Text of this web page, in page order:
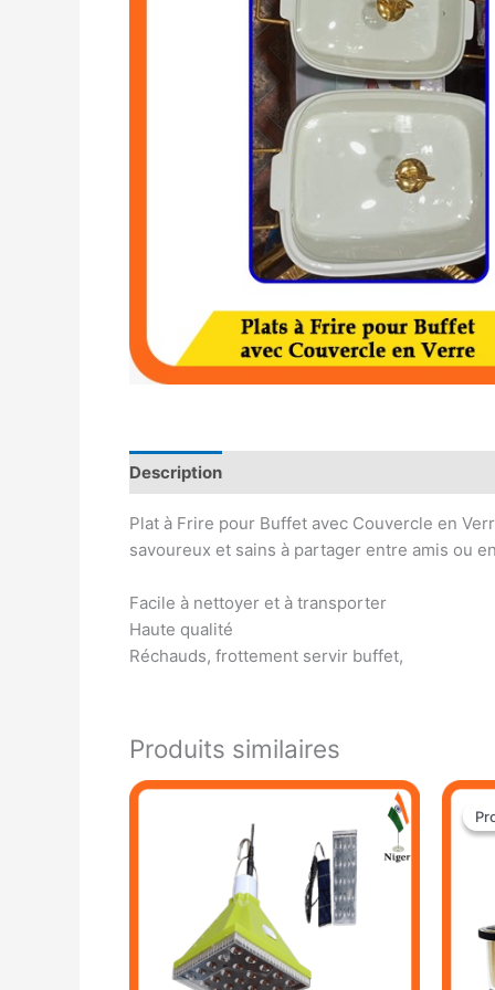
Description
Plat à Frire pour Buffet avec Couvercle en
savoureux et sains à partager entre amis ou
Facile à nettoyer et à transporter
Haute qualité
Réchauds, frottement servir buffet,
Produits similaires